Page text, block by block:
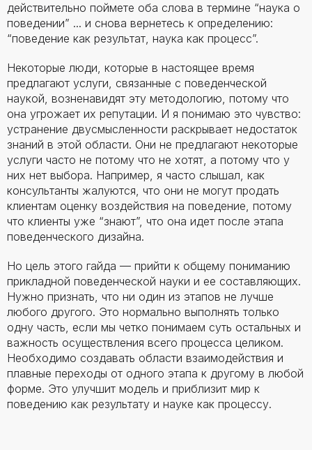
действительно поймете оба слова в термине “наука о
поведении” ... и снова вернетесь к определению:
“поведение как результат, наука как процесс”.
Некоторые люди, которые в настоящее время
предлагают услуги, связанные с поведенческой
наукой, возненавидят эту методологию, потому что
она угрожает их репутации. И я понимаю это чувство:
устранение двусмысленности раскрывает недостаток
знаний в этой области. Они не предлагают некоторые
услуги часто не потому что не хотят, а потому что у
них нет выбора. Например, я часто слышал, как
консультанты жалуются, что они не могут продать
клиентам оценку воздействия на поведение, потому
что клиенты уже “знают”, что она идет после этапа
поведенческого дизайна.
Но цель этого гайда — прийти к общему пониманию
прикладной поведенческой науки и ее составляющих.
Нужно признать, что ни один из этапов не лучше
любого другого. Это нормально выполнять только
одну часть, если мы четко понимаем суть остальных и
важность осуществления всего процесса целиком.
Необходимо создавать области взаимодействия и
плавные переходы от одного этапа к другому в любой
форме. Это улучшит модель и приблизит мир к
поведению как результату и науке как процессу.